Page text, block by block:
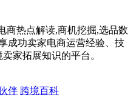
商热点解读,商机挖掘,选品数
成功卖家电商运营经验、技
家拓展知识的平台。
伴 跨境百科